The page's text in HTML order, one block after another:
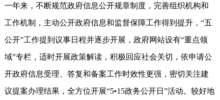
一年来，不断规范政府信息公开规章制度，完善组织机构和
工作机制，主动公开政府信息和监督保障工作得到提升，“五
公开”工作提到议事日程并逐步开展，政府网站设有“重点领
域”专栏，适时开展政策解读，积极回应社会关切，依申请公
开政府信息受理、答复和备案工作时效性更强，密切关注建
议提案办理结果，全方位开展“5•15政务公开日”活动。较好地